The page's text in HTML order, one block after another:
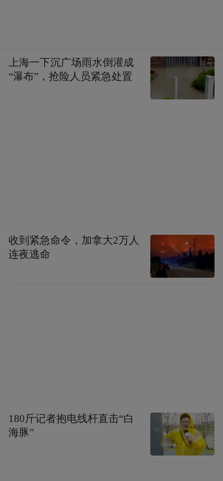
上海一下沉广场雨水倒灌成
“瀑布”，抢险人员紧急处置
收到紧急命令，加拿大2万人
连夜逃命
180斤记者抱电线杆直击“白
海豚”